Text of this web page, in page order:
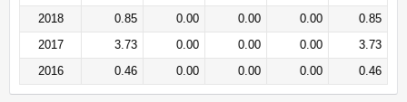
2018
0.85 0.00 0.00 0.00
0.85
2017
3.73 0.00 0.00 0.00
3.73
2016
0.46 0.00 0.00 0.00 0.46